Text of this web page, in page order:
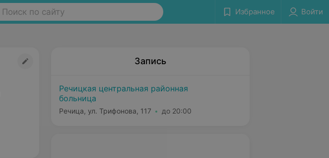
Поиск по сайту Избранное Войти
Запись
Речицкая центральная районная
больница
Речица, ул. Трифонова, 117 до 20:00